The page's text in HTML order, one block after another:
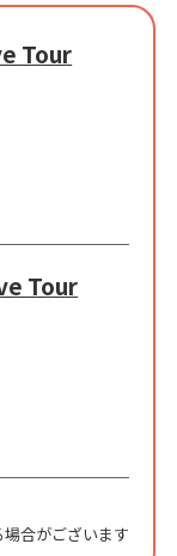
Tour
Tour
合がございます